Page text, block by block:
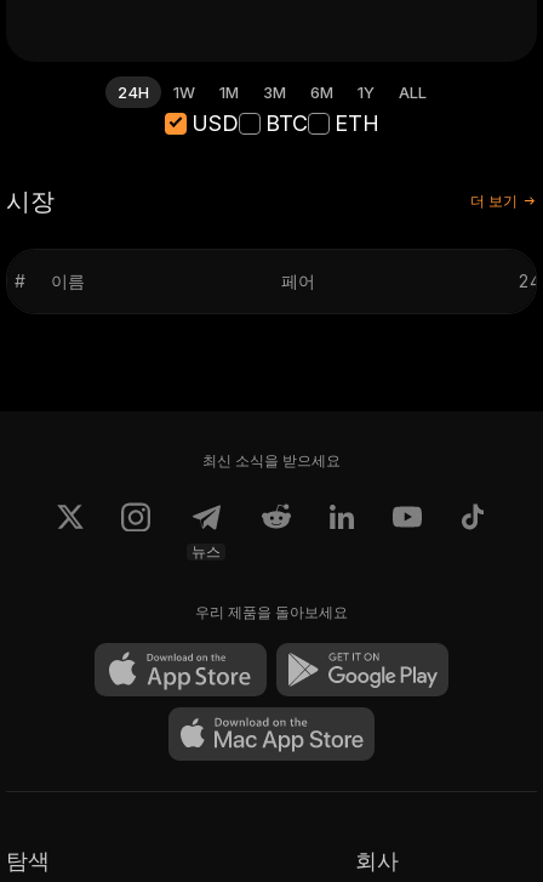
24H 1W 1M 3M 6M 1Y ALL
USD BTC ETH
시장 더 보기
# 이름 페어 24
최신 소식을 받으세요
뉴스
우리 제품을 돌아보세요
탐색 회사